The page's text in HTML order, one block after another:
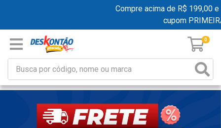
Compre acima de R$ 199,00 e
cupom
0